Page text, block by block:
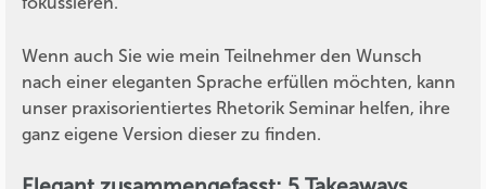
Wenn auch Sie wie mein Teilnehmer den Wunsch
nach einer eleganten Sprache erfüllen möchten, kann
unser praxisorientiertes Rhetorik Seminar helfen, ihre
ganz eigene Version dieser zu finden.